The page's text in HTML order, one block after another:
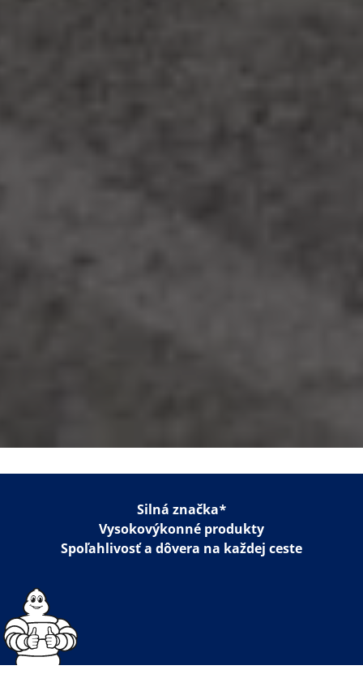
Silná značka*
Vysokovýkonné produkty
Spoľahlivosť a dôvera na každej ceste